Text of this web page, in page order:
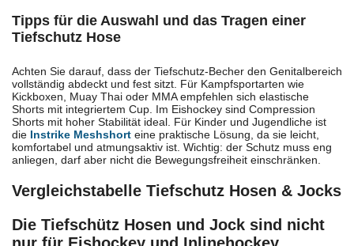
Tipps für die Auswahl und das Tragen einer
Tiefschutz Hose
Achten Sie darauf, dass der Tiefschutz-Becher den Genitalbereich
vollständig abdeckt und fest sitzt. Für Kampfsportarten wie
Kickboxen, Muay Thai oder MMA empfehlen sich elastische
Shorts mit integriertem Cup. Im Eishockey sind Compression
Shorts mit hoher Stabilität ideal. Für Kinder und Jugendliche ist
die Instrike Meshshort eine praktische Lösung, da sie leicht,
komfortabel und atmungsaktiv ist. Wichtig: der Schutz muss eng
anliegen, darf aber nicht die Bewegungsfreiheit einschränken.
Vergleichstabelle Tiefschutz Hosen & Jocks
Die Tiefschütz Hosen und Jock sind nicht